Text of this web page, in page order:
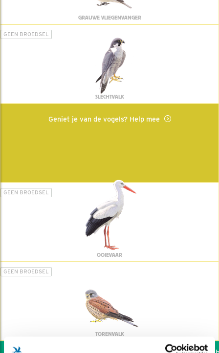
GRAUWE VLIEGENVANGER
GEEN BROEDSEL
SLECHTVALK
Geniet je van de vogels? Help mee
GEEN BROEDSEL
OOIEVAAR
GEEN BROEDSEL
TORENVALK